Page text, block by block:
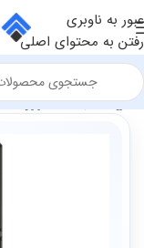
عبور به ناوبری
رفتن به محتوای اصلی
فروشگاه سخت افزار و